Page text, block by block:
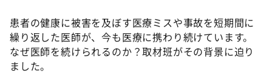
て真剣です
探偵！ナイトスクープ
news おかえり
患者の健康に被害を及ぼす医療ミスや事故を短期間に
繰り返した医師が、今も医療に携わり続けています。
なぜ医師を続けられるのか？取材班がその背景に迫り
ました。